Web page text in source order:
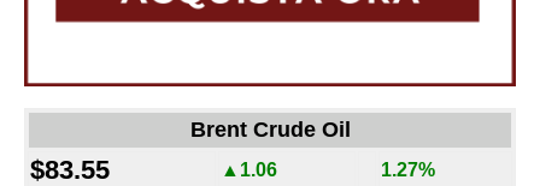
Brent Crude Oil
$83.55 ▲1.06 1.27%